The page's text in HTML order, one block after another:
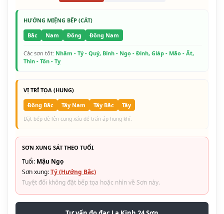
HƯỚNG MIỆNG BẾP (CÁT)
Bắc
Nam Đông Đông Nam
Các sơn tốt: Nhâm - Tý - Quý, Bính - Ngọ - Đinh, Giáp - Mão - Ất,
Thìn - Tốn - Tỵ
VỊ TRÍ TỌA (HUNG)
Đông Bắc
Tây Nam Tây Bắc Tây
Đặt bếp đè lên cung xấu để trấn áp hung khí.
SƠN XUNG SÁT THEO TUỔI
Tuổi: Mậu Ngọ
Sơn xung:Tý (Hướng Bắc)
Tuyệt đối không đặt bếp tọa hoặc nhìn về Sơn này.